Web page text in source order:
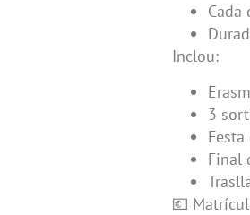
Cada
Inclou:
3
Final
💶